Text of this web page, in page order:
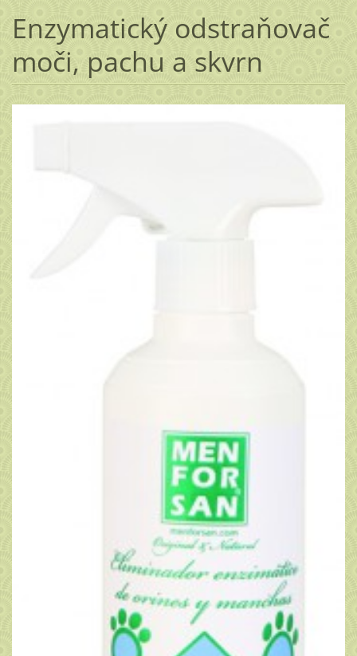
Enzymatický odstraňovač
moči, pachu a skvrn